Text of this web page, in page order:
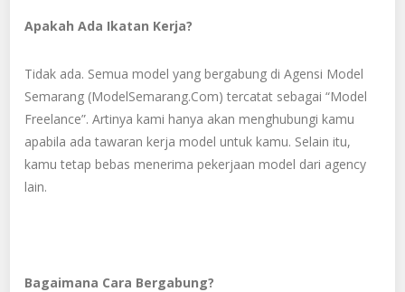
Apakah Ada Ikatan Kerja?
Tidak ada. Semua model yang bergabung di Agensi Model
Semarang (ModelSemarang.Com) tercatat sebagai “Model
Freelance”. Artinya kami hanya akan menghubungi kamu
apabila ada tawaran kerja model untuk kamu. Selain itu,
kamu tetap bebas menerima pekerjaan model dari agency
lain.
Bagaimana Cara Bergabung?